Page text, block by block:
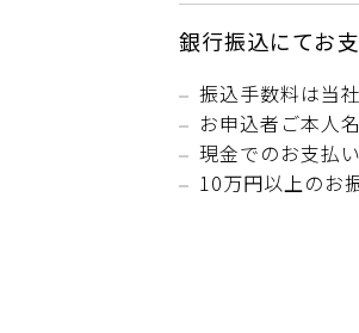
銀行振込にてお
振込手数料は当
お申込者ご本人
現金でのお支払
10万円以上のお